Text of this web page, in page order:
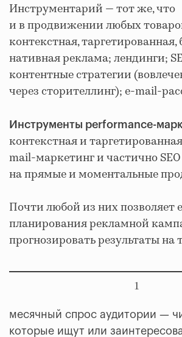
Инструментарий — тот же, что
и в продвижении любых
контекстная, таргетированная,
нативная реклама; лендинги;
контентные стратегии
через сторителлинг); e-mail-
Инструменты performance-
контекстная и
mail-маркетинг и частично
на прямые и моментальные
Почти любой из них позволяет
планирования рекламной
прогнозировать результаты на
1
месячный спрос аудитории —
которые ищут или